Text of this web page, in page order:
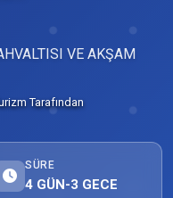
VE AKŞAM
Tarafından
SÜRE
4 GÜN-3 GECE